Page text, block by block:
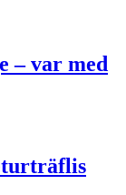
– var med